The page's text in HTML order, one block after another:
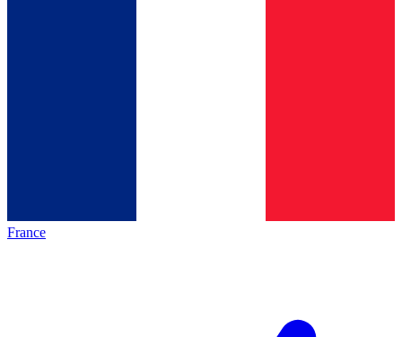
France